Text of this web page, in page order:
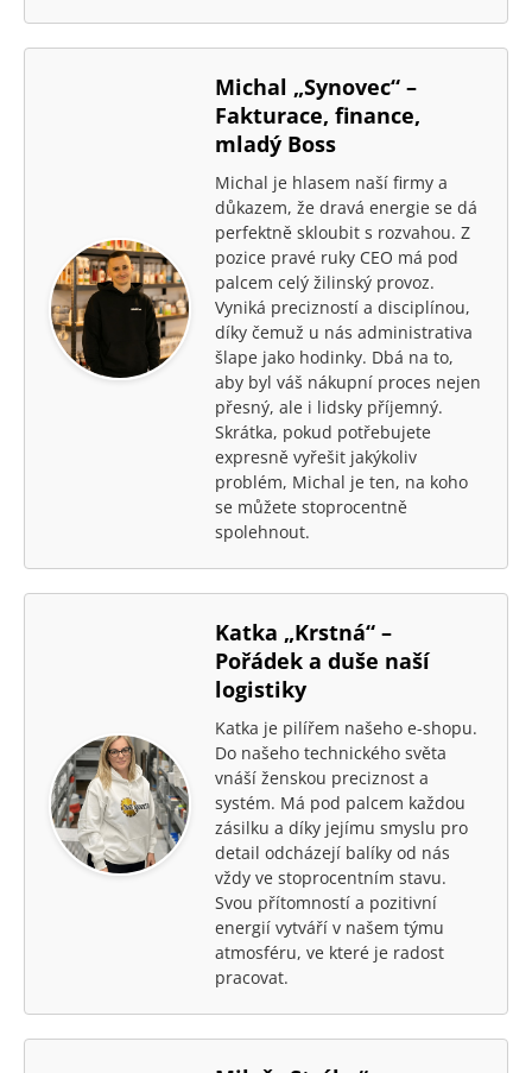
Michal „Synovec“ –
Fakturace, finance,
mladý Boss
Michal je hlasem naší firmy a
důkazem, že dravá energie se dá
perfektně skloubit s rozvahou. Z
pozice pravé ruky CEO má pod
palcem celý žilinský provoz.
Vyniká precizností a disciplínou,
díky čemuž u nás administrativa
šlape jako hodinky. Dbá na to,
aby byl váš nákupní proces nejen
přesný, ale i lidsky příjemný.
Skrátka, pokud potřebujete
expresně vyřešit jakýkoliv
problém, Michal je ten, na koho
se můžete stoprocentně
spolehnout.
Katka „Krstná“ –
Pořádek a duše naší
logistiky
Katka je pilířem našeho e-shopu.
Do našeho technického světa
vnáší ženskou preciznost a
systém. Má pod palcem každou
zásilku a díky jejímu smyslu pro
detail odcházejí balíky od nás
vždy ve stoprocentním stavu.
Svou přítomností a pozitivní
energií vytváří v našem týmu
atmosféru, ve které je radost
pracovat.